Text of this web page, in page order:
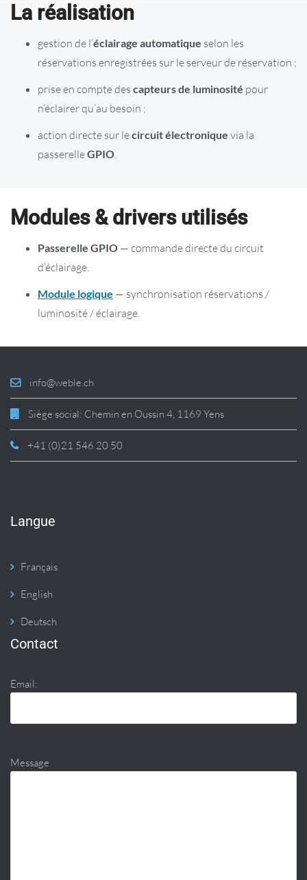
La réalisation
gestion de l’éclairage automatique selon les
réservations enregistrées sur le serveur de réservation ;
prise en compte des capteurs de luminosité pour
n’éclairer qu’au besoin ;
action directe sur lecircuit électronique via la
passerelleGPIO.
Modules & drivers utilisés
Passerelle GPIO — commande directe du circuit
d’éclairage.
Module logique — synchronisation réservations /
luminosité / éclairage.
info@weble.ch
Siège social: Chemin en Oussin 4, 1169 Yens
+41 (0)21 546 20 50
Langue
Français
English
Deutsch
Contact
Email:
Message